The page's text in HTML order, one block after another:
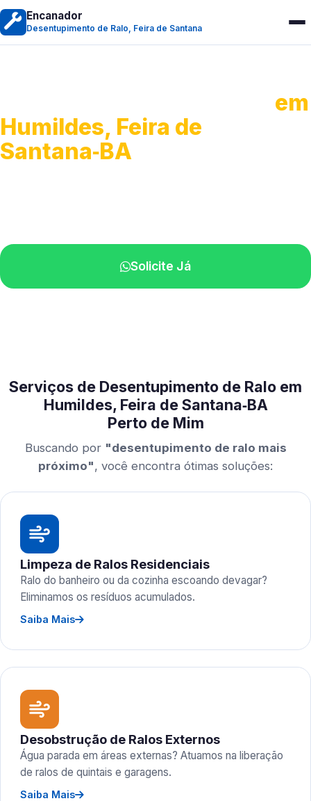
Encanador
Desentupimento de Ralo, Feira de Santana
em
Humildes, Feira de
Santana‑BA
Solicite Já
Serviços de Desentupimento de Ralo em
Humildes, Feira de Santana‑BA
Perto de Mim
Buscando por "desentupimento de ralo mais
próximo", você encontra ótimas soluções:
Limpeza de Ralos Residenciais
Ralo do banheiro ou da cozinha escoando devagar?
Eliminamos os resíduos acumulados.
Saiba Mais
Desobstrução de Ralos Externos
Água parada em áreas externas? Atuamos na liberação
de ralos de quintais e garagens.
Saiba Mais